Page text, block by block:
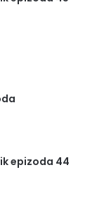
epizoda 44